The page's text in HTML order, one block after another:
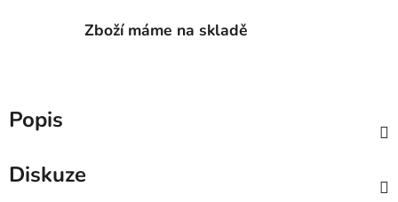
Zboží máme na skladě
Popis
Diskuze